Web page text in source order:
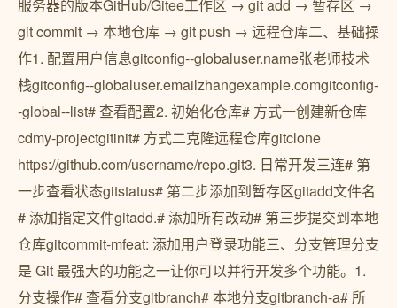
服务器的版本GitHub/Gitee工作区 → git add → 暂存区 →
git commit → 本地仓库 → git push → 远程仓库二、基础操
作1. 配置用户信息gitconfig--globaluser.name张老师技术
栈gitconfig--globaluser.emailzhangexample.comgitconfig-
-global--list# 查看配置2. 初始化仓库# 方式一创建新仓库
cdmy-projectgitinit# 方式二克隆远程仓库gitclone
https://github.com/username/repo.git3. 日常开发三连# 第
一步查看状态gitstatus# 第二步添加到暂存区gitadd文件名
# 添加指定文件gitadd.# 添加所有改动# 第三步提交到本地
仓库gitcommit-mfeat: 添加用户登录功能三、分支管理分支
是 Git 最强大的功能之一让你可以并行开发多个功能。1.
分支操作# 查看分支gitbranch# 本地分支gitbranch-a# 所